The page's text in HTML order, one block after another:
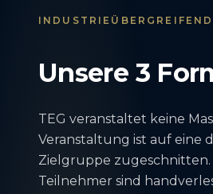
Unsere 3
TEG veranstaltet keine
Veranstaltung ist auf eine
Zielgruppe zugeschnitten.
Teilnehmer sind